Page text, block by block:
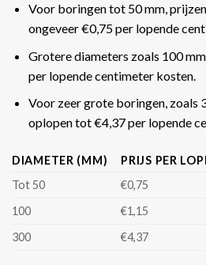
Voor boringen tot 50 mm,
ongeveer €0,75 per lopende
Grotere diameters zoals 100
per lopende centimeter kosten.
Voor zeer grote boringen, zoals
oplopen tot €4,37 per lopende
DIAMETER (MM)
PRIJS PER
Tot 50
€0,75
100
€1,15
300
€4,37